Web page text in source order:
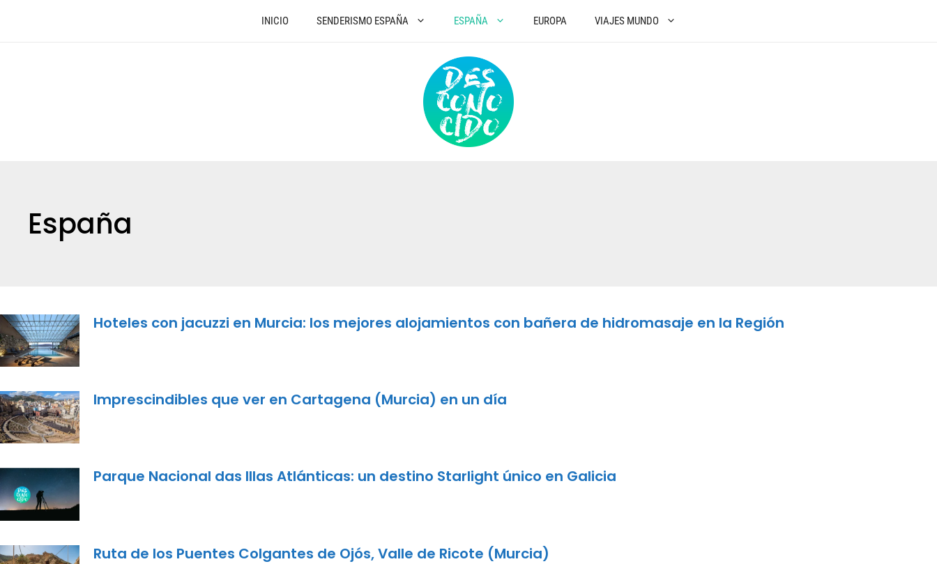
INICIO SENDERISMO ESPAÑA ESPAÑA EUROPA VIAJES MUNDO
España
Hoteles con jacuzzi en Murcia: los mejores alojamientos con bañera de hidromasaje en la Región
Imprescindibles que ver en Cartagena (Murcia) en un día
Parque Nacional das Illas Atlánticas: un destino Starlight único en Galicia
Ruta de los Puentes Colgantes de Ojós, Valle de Ricote (Murcia)